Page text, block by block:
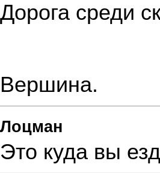
Дорога среди
Вершина.
Лоцман
Это куда вы